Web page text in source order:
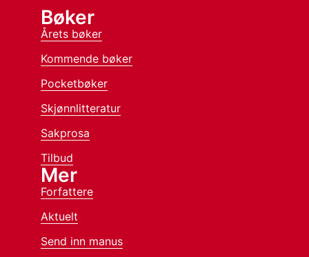
Bøker
Årets bøker
Kommende bøker
Pocketbøker
Skjønnlitteratur
Sakprosa
Tilbud
Mer
Forfattere
Aktuelt
Send inn manus